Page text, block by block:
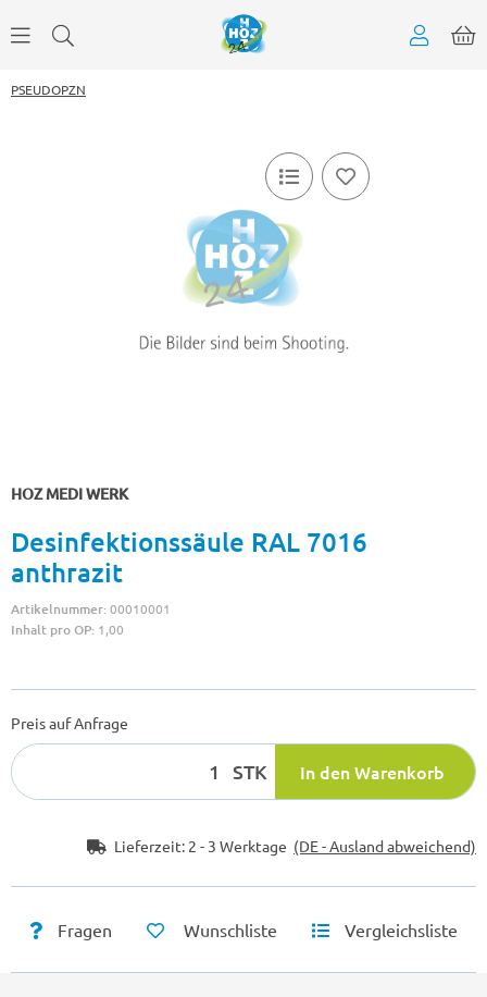
PSEUDOPZN
HOZ MEDI WERK
Desinfektionssäule RAL 7016
anthrazit
Artikelnummer:00010001
Inhalt pro OP: 1,00
Preis auf Anfrage
STK In den Warenkorb
Lieferzeit: 2 - 3 Werktage (DE - Ausland abweichend)
Fragen Wunschliste Vergleichsliste